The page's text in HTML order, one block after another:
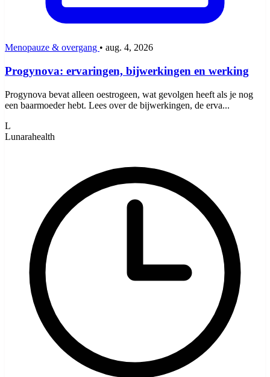
Menopauze & overgang • aug. 4, 2026
Progynova: ervaringen, bijwerkingen en werking
Progynova bevat alleen oestrogeen, wat gevolgen heeft als je nog
een baarmoeder hebt. Lees over de bijwerkingen, de erva...
L
Lunarahealth